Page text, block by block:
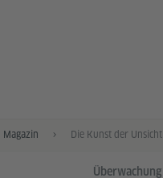
Magazin Die Kunst der
Überwachung